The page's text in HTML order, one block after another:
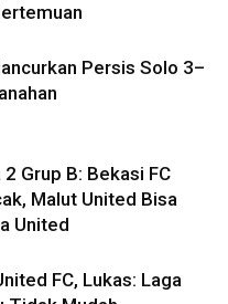
Persis Solo 3–
Grup B: Bekasi FC
Malut United Bisa
United
FC, Lukas: Laga